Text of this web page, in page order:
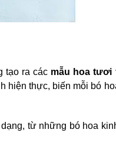
tạo ra các mẫu hoa tươi
hiện thực, biến mỗi bó
từ những bó hoa